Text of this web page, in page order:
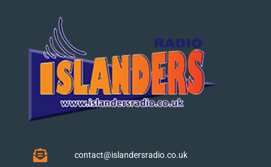
contact@islandersradio.co.uk